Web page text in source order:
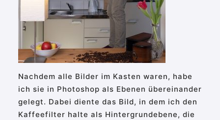
Nachdem alle Bilder im Kasten waren, habe
ich sie in Photoshop als Ebenen übereinander
gelegt. Dabei diente das Bild, in dem ich den
Kaffeefilter halte als Hintergrundebene, die